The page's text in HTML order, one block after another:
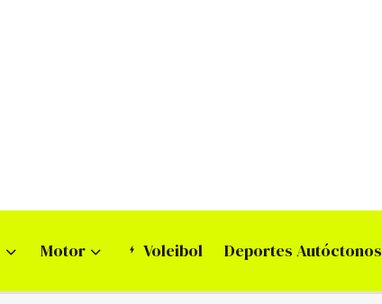
Motor Voleibol Deportes Autóctonos